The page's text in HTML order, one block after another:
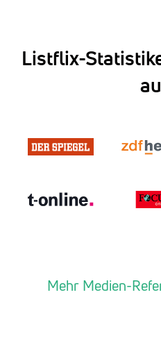
Listflix-
Mehr Medien-